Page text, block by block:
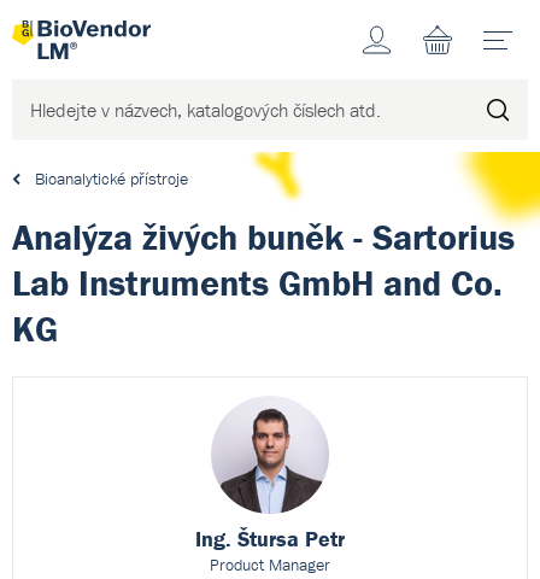
Účet
Bioanalytické přístroje
Analýza živých buněk - Sartorius
Lab Instruments GmbH and Co.
KG
Ing. Štursa Petr
Product Manager